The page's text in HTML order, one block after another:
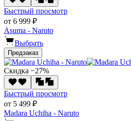
Быстрый просмотр
от 6 999 ₽
Asuma - Naruto
Выбрать
Предзаказ
Скидка −27%
Быстрый просмотр
от 5 499 ₽
Madara Uchiha - Naruto